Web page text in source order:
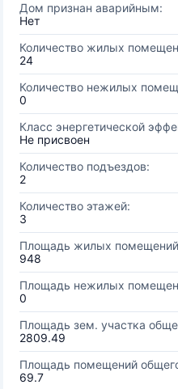
Дом признан аварийным:
Нет
Количество жилых
24
Количество нежилых
0
Класс энергетической
Не присвоен
Количество подъездов:
2
Количество этажей:
3
Площадь жилых
948
Площадь нежилых
0
Площадь зем. участка
2809.49
Площадь помещений
69.7